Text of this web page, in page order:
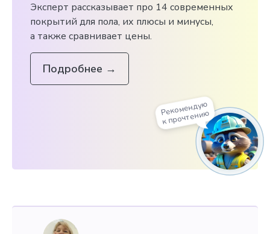
Эксперт рассказывает про 14 современных
покрытий для пола, их плюсы и минусы,
а также сравнивает цены.
Подробнее →
Рекомендую
к прочтению